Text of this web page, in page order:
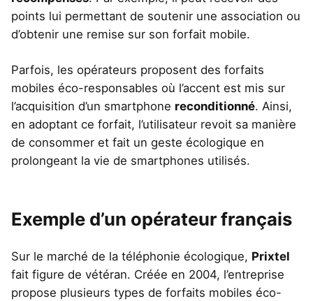
points lui permettant de soutenir une association ou
d’obtenir une remise sur son forfait mobile.
Parfois, les opérateurs proposent des forfaits
mobiles éco-responsables où l’accent est mis sur
l’acquisition d’un smartphone reconditionné. Ainsi,
en adoptant ce forfait, l’utilisateur revoit sa manière
de consommer et fait un geste écologique en
prolongeant la vie de smartphones utilisés.
Exemple d’un opérateur français
Sur le marché de la téléphonie écologique, Prixtel
fait figure de vétéran. Créée en 2004, l’entreprise
propose plusieurs types de forfaits mobiles éco-